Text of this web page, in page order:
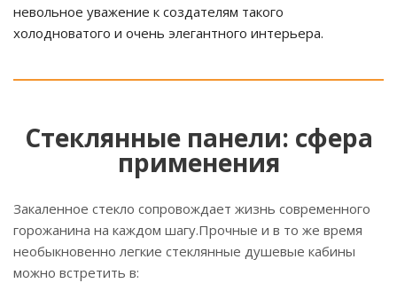
невольное уважение к создателям такого
холодноватого и очень элегантного интерьера.
Стеклянные панели: сфера
применения
Закаленное стекло сопровождает жизнь современного
горожанина на каждом шагу.Прочные и в то же время
необыкновенно легкие стеклянные душевые кабины
можно встретить в: